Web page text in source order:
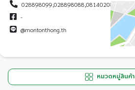
028898099,028898088,0814020841
-
@montonthong.th
หมวดหมู่สินค้า